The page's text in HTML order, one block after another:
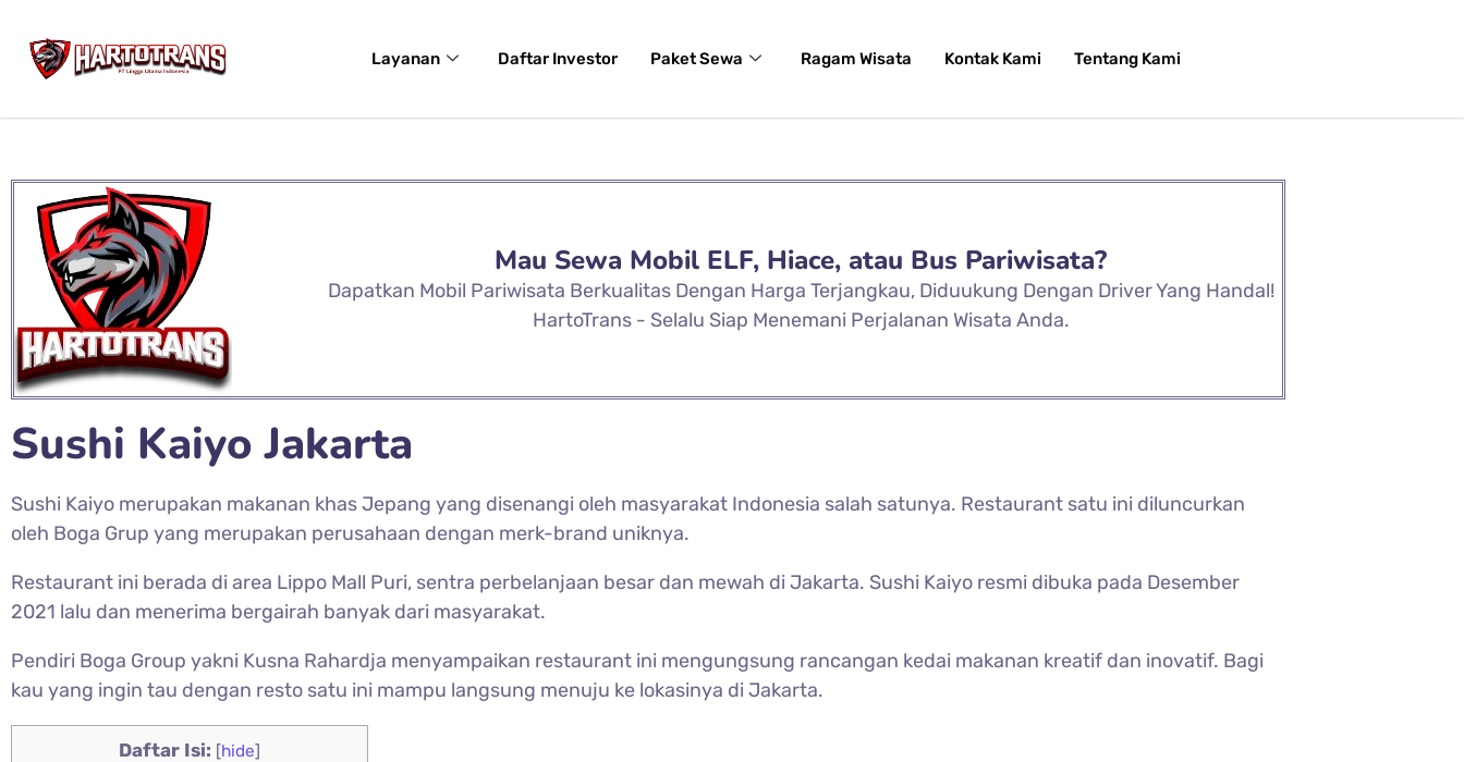
Layanan Daftar Investor Paket Sewa Ragam Wisata Kontak Kami Tentang Kami
Mau Sewa Mobil ELF, Hiace, atau Bus Pariwisata?
Dapatkan Mobil Pariwisata Berkualitas Dengan Harga Terjangkau, Diduukung Dengan Driver Yang Handal!
HartoTrans - Selalu Siap Menemani Perjalanan Wisata Anda.
Sushi Kaiyo Jakarta
Sushi Kaiyo merupakan makanan khas Jepang yang disenangi oleh masyarakat Indonesia salah satunya. Restaurant satu ini diluncurkan
oleh Boga Grup yang merupakan perusahaan dengan merk-brand uniknya.
Restaurant ini berada di area Lippo Mall Puri, sentra perbelanjaan besar dan mewah di Jakarta. Sushi Kaiyo resmi dibuka pada Desember
2021 lalu dan menerima bergairah banyak dari masyarakat.
Pendiri Boga Group yakni Kusna Rahardja menyampaikan restaurant ini mengungsung rancangan kedai makanan kreatif dan inovatif. Bagi
kau yang ingin tau dengan resto satu ini mampu langsung menuju ke lokasinya di Jakarta.
Daftar Isi: [hide]